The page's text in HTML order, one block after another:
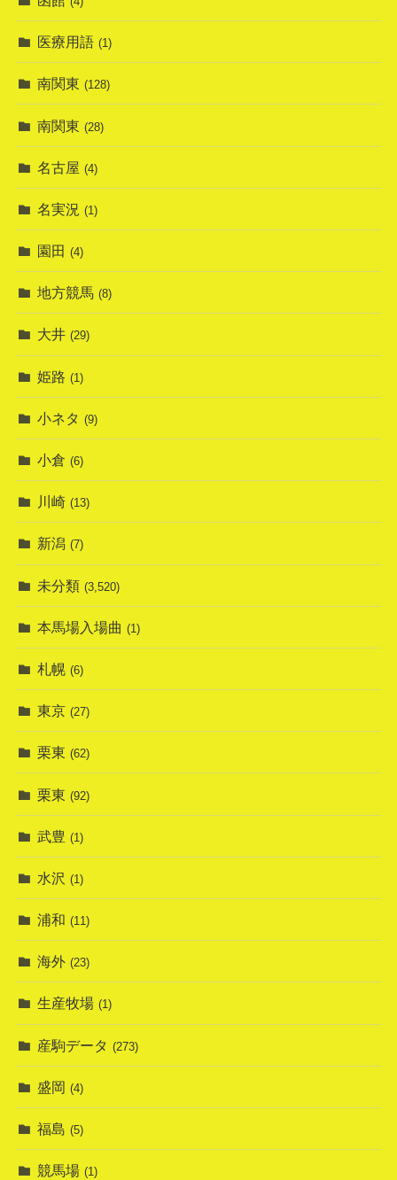
医療用語 (1)
南関東 (128)
南関東 (28)
名古屋 (4)
名実況 (1)
園田 (4)
地方競馬 (8)
大井 (29)
姫路 (1)
小ネタ (9)
小倉 (6)
川崎 (13)
新潟 (7)
未分類 (3,520)
本馬場入場曲 (1)
札幌 (6)
東京 (27)
栗東 (62)
栗東 (92)
武豊 (1)
水沢 (1)
浦和 (11)
海外 (23)
生産牧場 (1)
産駒データ (273)
盛岡 (4)
福島 (5)
競馬場 (1)